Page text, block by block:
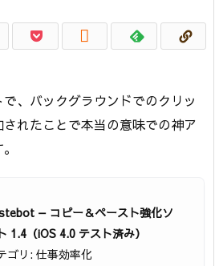

、バックグラウンドでのクリッ
れたことで本当の意味での神ア
— コピー＆ペースト強化ソ
1.4（iOS 4.0 テスト済み）
ゴリ: 仕事効率化